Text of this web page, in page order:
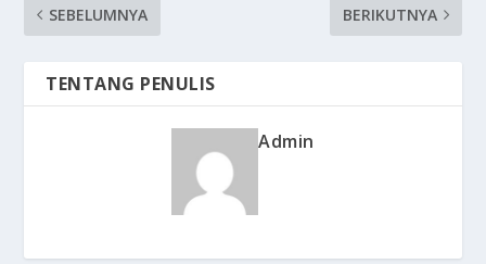
SEBELUMNYA BERIKUTNYA
TENTANG PENULIS
Admin